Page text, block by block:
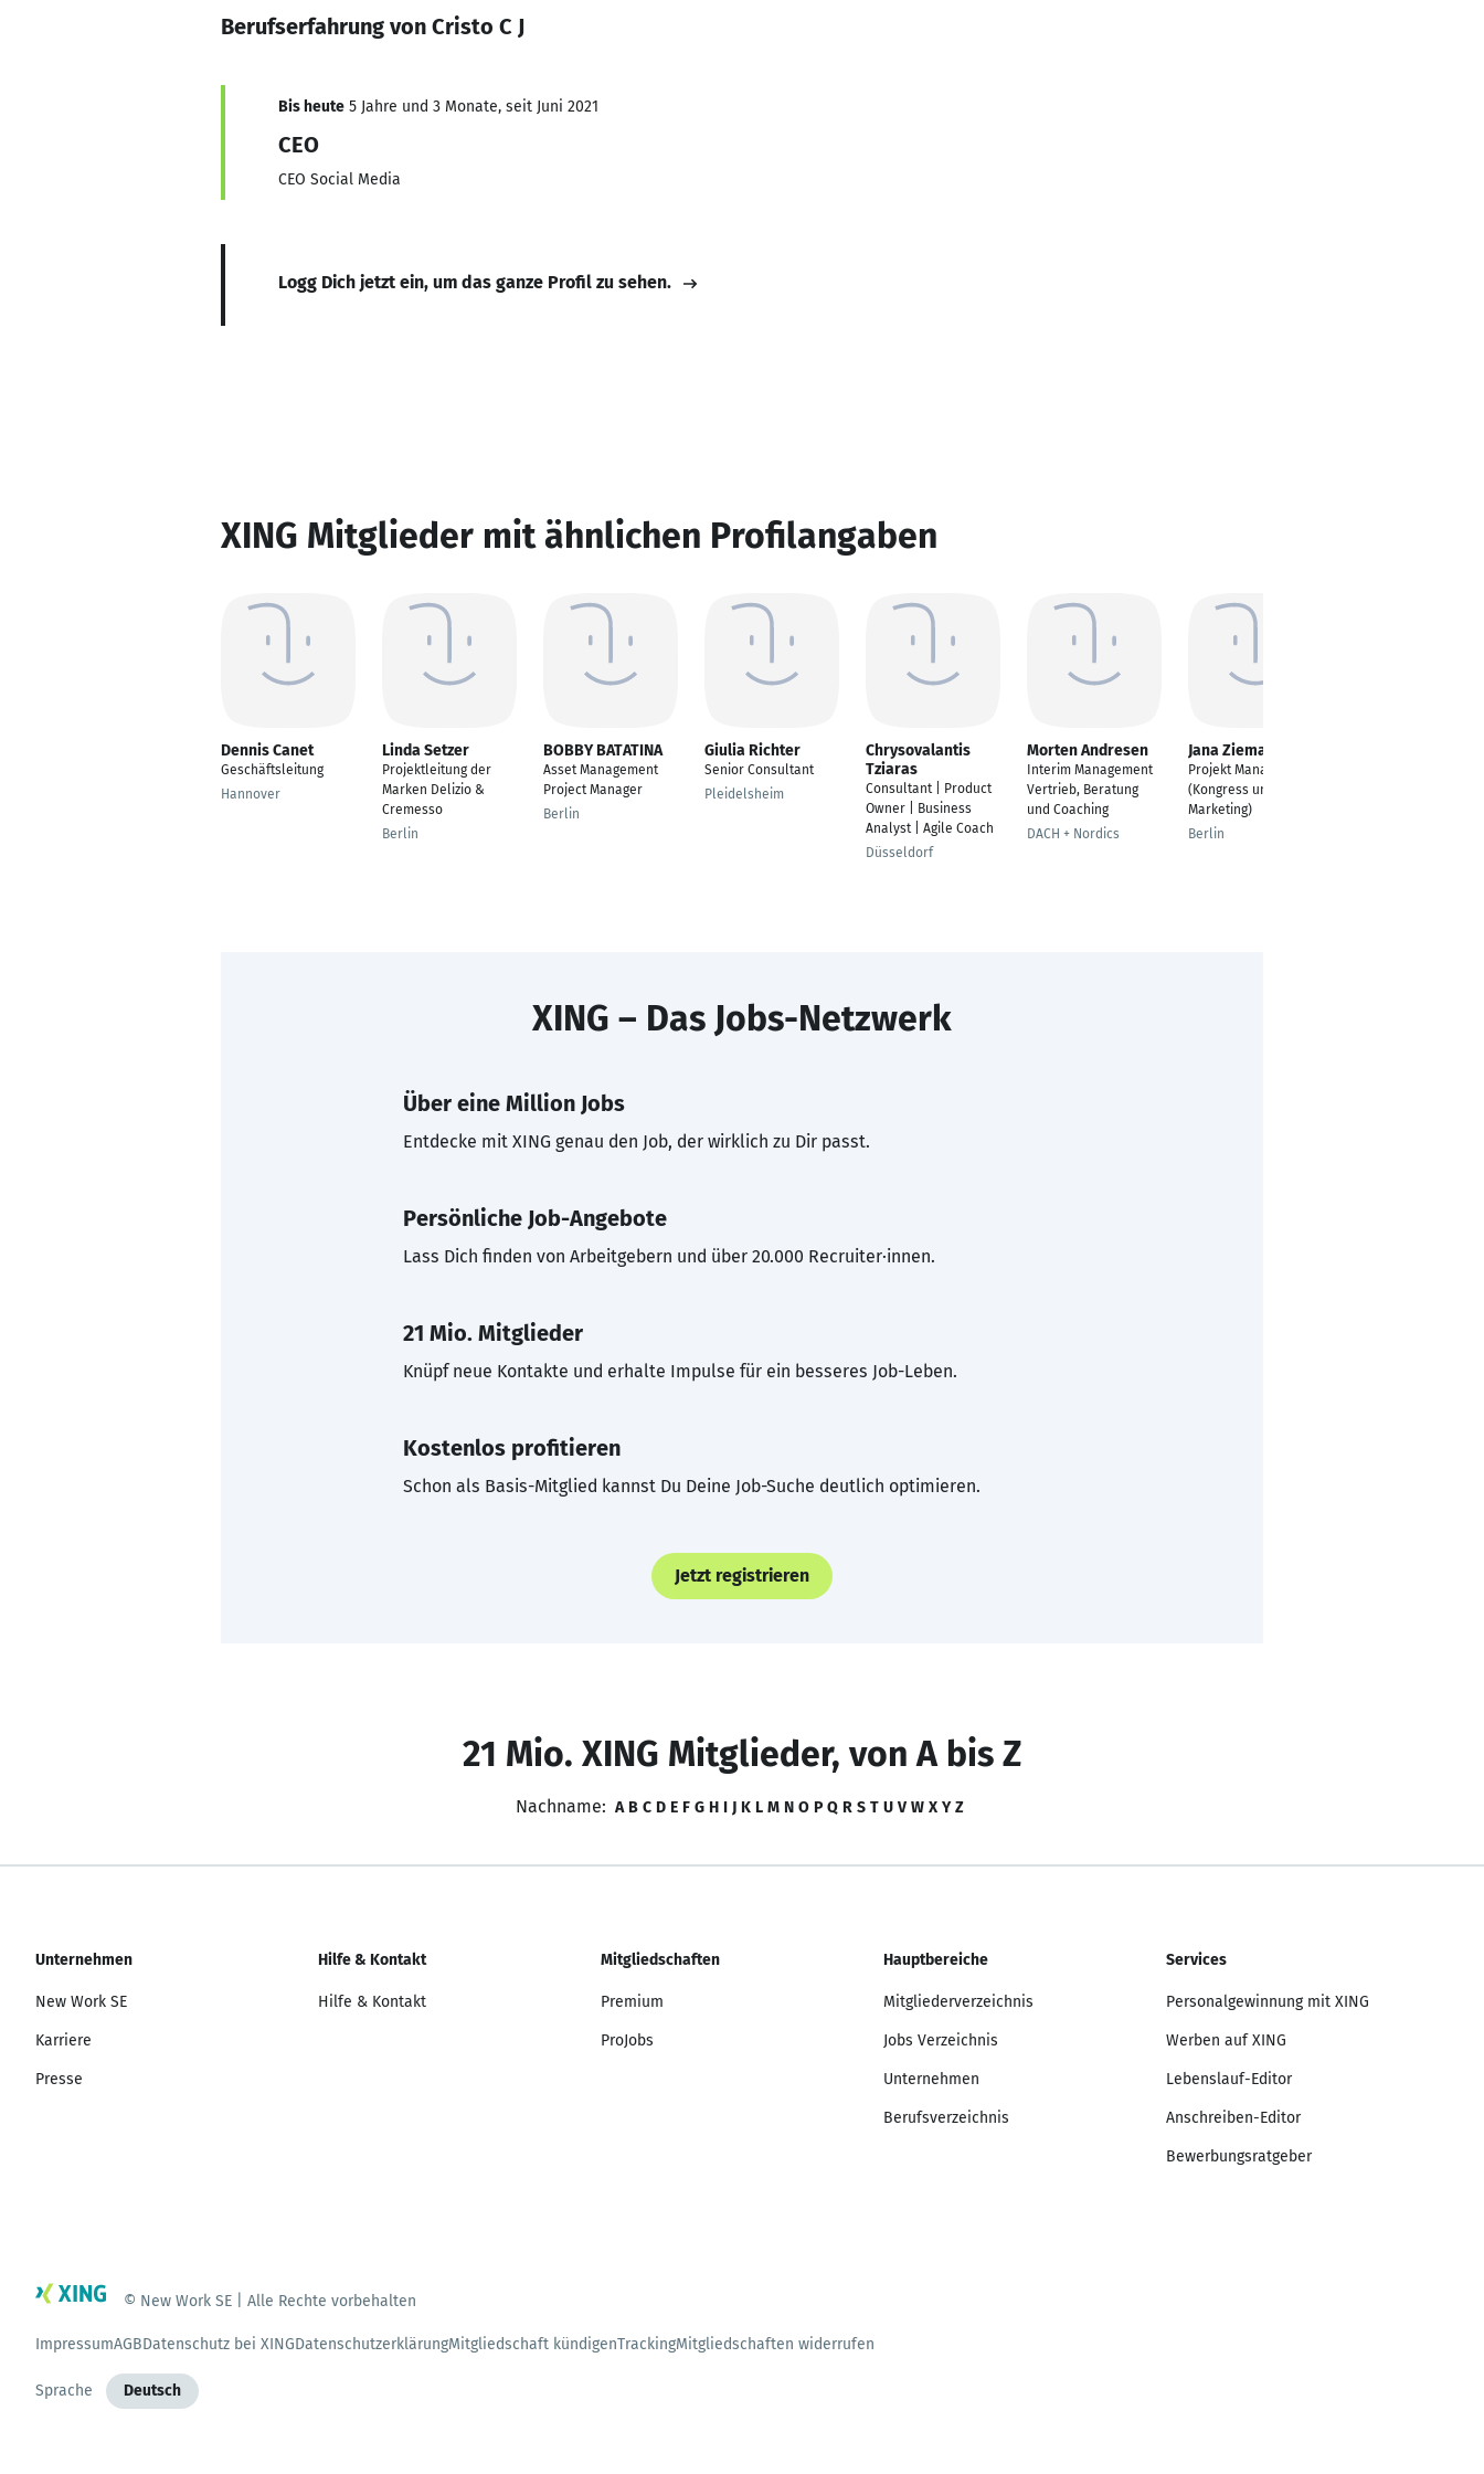
Berufserfahrung von Cristo C J
Bis heute 5 Jahre und 3 Monate, seit Juni 2021
CEO
CEO Social Media
Logg Dich jetzt ein, um das ganze Profil zu sehen.
XING Mitglieder mit ähnlichen Profilangaben
Dennis Canet
Geschäftsleitung
Hannover
Linda Setzer
Projektleitung der
Marken Delizio &
Cremesso
Berlin
BOBBY BATATINA
Asset Management
Project Manager
Berlin
Giulia Richter
Senior Consultant
Pleidelsheim
Chrysovalantis
Tziaras
Consultant | Product
Owner | Business
Analyst | Agile Coach
Düsseldorf
Morten Andresen
Interim Management
Vertrieb, Beratung
und Coaching
DACH + Nordics
Jana Ziemann
Projekt Manager
(Kongress und
Marketing)
Berlin
XING – Das Jobs-Netzwerk
Über eine Million Jobs
Entdecke mit XING genau den Job, der wirklich zu Dir passt.
Persönliche Job-Angebote
Lass Dich finden von Arbeitgebern und über 20.000 Recruiter·innen.
21 Mio. Mitglieder
Knüpf neue Kontakte und erhalte Impulse für ein besseres Job-Leben.
Kostenlos profitieren
Schon als Basis-Mitglied kannst Du Deine Job-Suche deutlich optimieren.
Jetzt registrieren
21 Mio. XING Mitglieder, von A bis Z
Nachname: A B C D E F G H I J K L M N O P Q R S T U V W X Y Z
Unternehmen
New Work SE
Karriere
Presse
Hilfe & Kontakt
Hilfe & Kontakt
Mitgliedschaften
Premium
ProJobs
Hauptbereiche
Mitgliederverzeichnis
Jobs Verzeichnis
Unternehmen
Berufsverzeichnis
Services
Personalgewinnung mit XING
Werben auf XING
Lebenslauf-Editor
Anschreiben-Editor
Bewerbungsratgeber
© New Work SE | Alle Rechte vorbehalten
ImpressumAGBDatenschutz bei XINGDatenschutzerklärungMitgliedschaft kündigenTrackingMitgliedschaften widerrufen
Sprache Deutsch